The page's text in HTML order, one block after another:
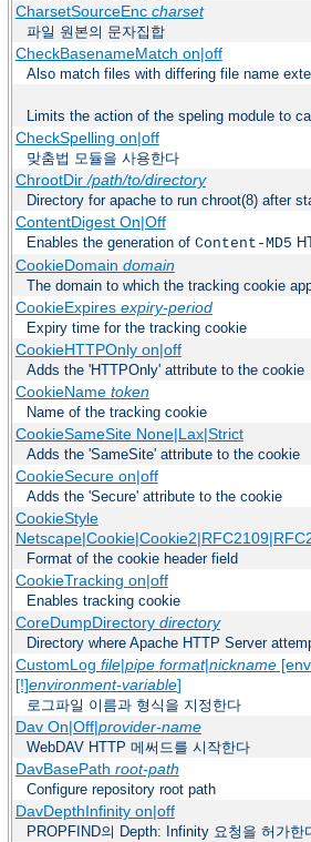
CharsetSourceEnc charset
파일 원본의 문자집합
CheckBasenameMatch on|off
Also match files with differing file name
Limits the action of the speling module to
CheckSpelling on|off
맞춤법 모듈을 사용한다
ChrootDir/path/to/directory
Directory for apache to run chroot(8) after
ContentDigest On|Off
Enables the generation of Content-MD5
CookieDomain domain
The domain to which the tracking cookie
CookieExpires expiry-period
Expiry time for the tracking cookie
CookieHTTPOnly on|off
Adds the 'HTTPOnly' attribute to the cookie
CookieName token
Name of the tracking cookie
CookieSameSite None|Lax|Strict
Adds the 'SameSite' attribute to the cookie
CookieSecure on|off
Adds the 'Secure' attribute to the cookie
CookieStyle
Format of the cookie header field
CookieTracking on|off
Enables tracking cookie
CoreDumpDirectory directory
Directory where Apache HTTP Server
CustomLog file|pipe format|nickname
[!]environment-variable]
로그파일 이름과 형식을 지정한다
Dav On|Off|provider-name
WebDAV HTTP 메써드를 시작한다
DavBasePath root-path
Configure repository root path
DavDepthInfinity on|off
PROPFIND의 Depth: Infinity 요청을 허가한